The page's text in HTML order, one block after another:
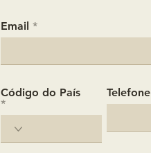
Email
Código do País Telefone